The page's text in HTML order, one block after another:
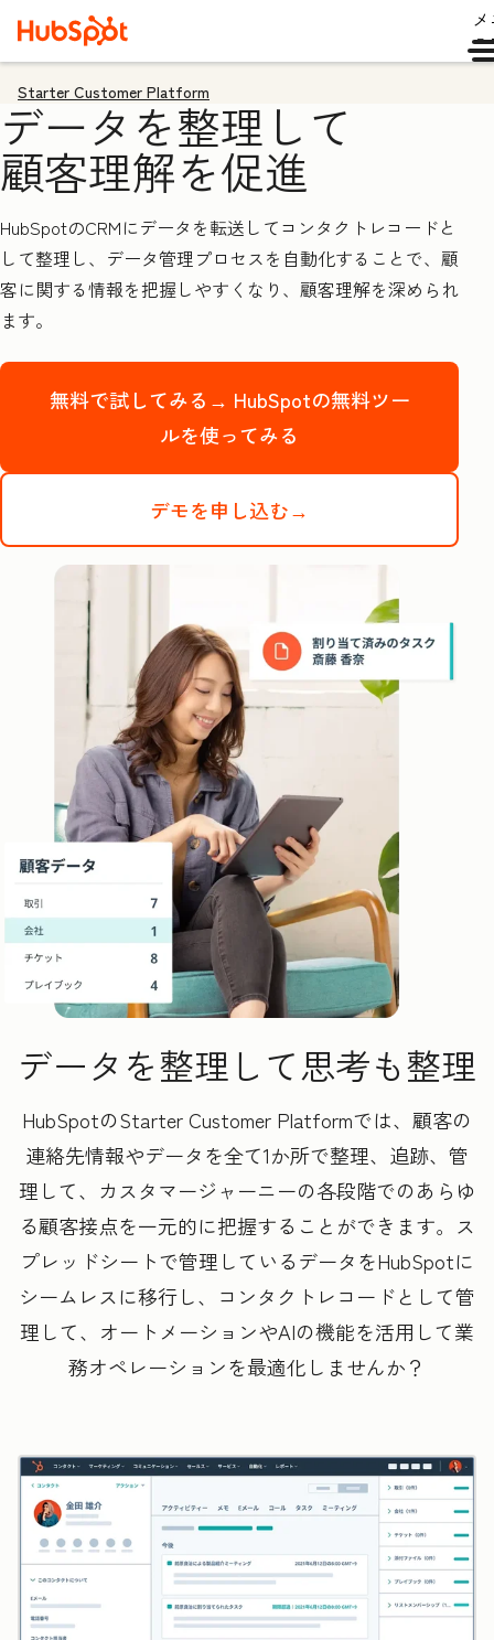
Starter Customer Platform
データを整理して
顧客理解を促進
HubSpotのCRMにデータを転送してコンタクトレコードと
して整理し、データ管理プロセスを自動化することで、顧
客に関する情報を把握しやすくなり、顧客理解を深められ
ます。
無料で試してみる→ HubSpotの無料ツー
ルを使ってみる
デモを申し込む→
データを整理して思考も整理
HubSpotのStarter Customer Platformでは、顧客の
連絡先情報やデータを全て1か所で整理、追跡、管
理して、カスタマージャーニーの各段階でのあらゆ
る顧客接点を一元的に把握することができます。ス
プレッドシートで管理しているデータをHubSpotに
シームレスに移行し、コンタクトレコードとして管
理して、オートメーションやAIの機能を活用して業
務オペレーションを最適化しませんか？